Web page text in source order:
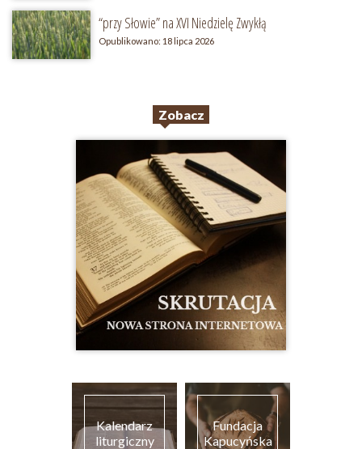
Duże litery
“przy Słowie” na XVI Niedzielę Zwykłą
Opublikowano: 18 lipca 2026
Zobacz
Kalendarz
liturgiczny
Fundacja
Kapucyńska